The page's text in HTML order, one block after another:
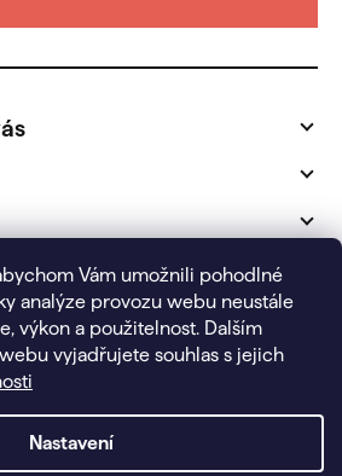
Vám umožnili pohodlné
analýze provozu webu neustále
výkon a použitelnost. Dalším
vyjadřujete souhlas s jejich
Nastavení